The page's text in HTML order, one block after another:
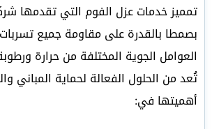
تمميز خدمات عزل الفوم التي تقدمها
بصمطا بالقدرة على مقاومة جميع تسربات
العوامل الجوية المختلفة من حرارة
تُعد من الحلول الفعالة لحماية المباني
أهميتها في: